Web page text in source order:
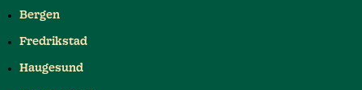
Bergen
Fredrikstad
Haugesund